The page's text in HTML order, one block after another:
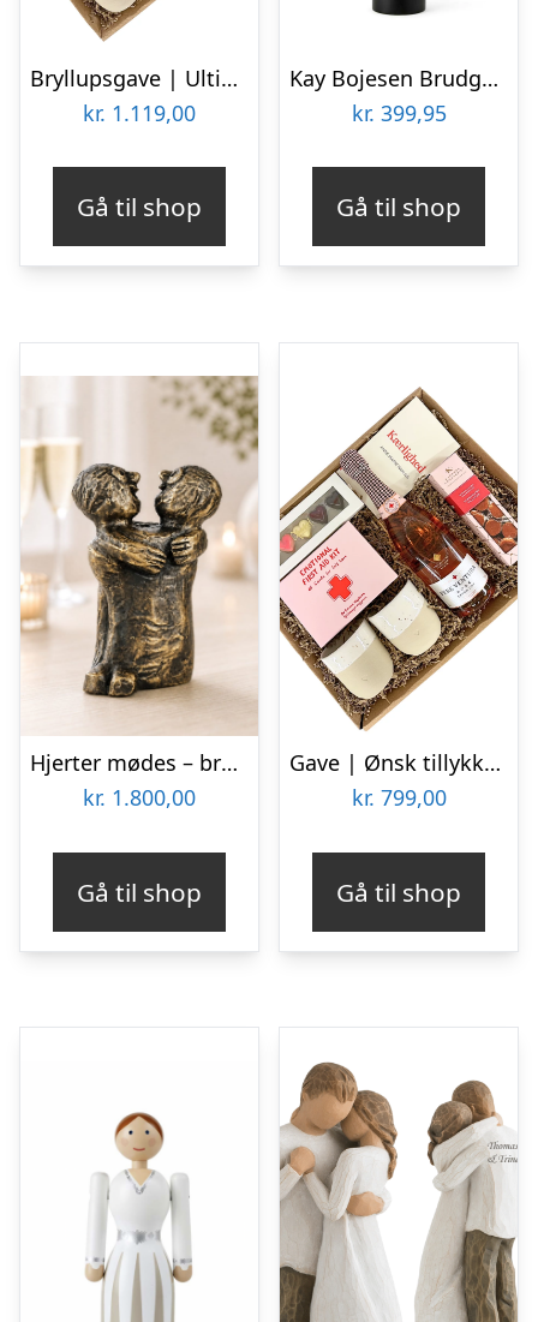
Bryllupsgave | Ultimativ gave til bryllupsparret
kr. 1.119,00
Gå til shop
Kay Bojesen Brudgom 12 cm
kr. 399,95
Gå til shop
Hjerter mødes – bronzeskulptur med kærlighedspar (bryllupsgave)
kr. 1.800,00
Gå til shop
Gave | Ønsk tillykke med kærligheden
kr. 799,00
Gå til shop